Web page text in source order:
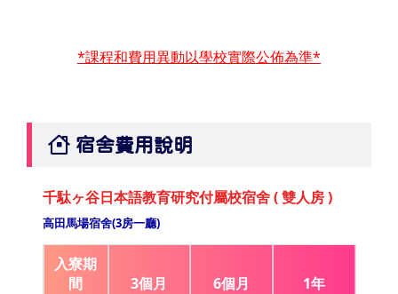
*課程和費用異動以學校實際公佈為準*
宿舍費用說明
千駄ヶ谷日本語教育研究付屬校宿舍 ( 雙人房 )
高田馬場宿舍(3房一廳)
入寮期
間
3個月 6個月 1年